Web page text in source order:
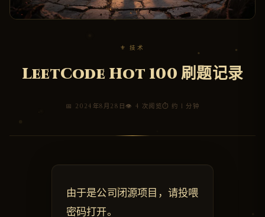
⚜ 技术
LeetCode Hot 100 刷题记录
📅 2024年8月28日👁 4 次阅览⏱ 约 1 分钟
由于是公司闭源项目，请投喂
密码打开。